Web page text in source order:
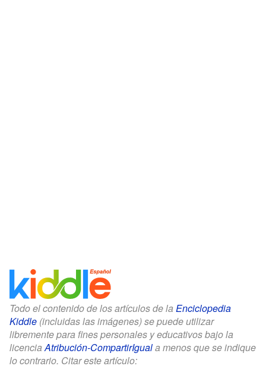
Todo el contenido de los artículos de la Enciclopedia
Kiddle (incluidas las imágenes) se puede utilizar
libremente para fines personales y educativos bajo la
licenciaAtribución-CompartirIguala menos que se indique
lo contrario. Citar este artículo: